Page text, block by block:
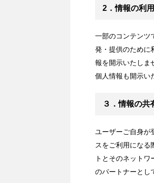
2．情報の利用
一部のコンテンツ
発・提供のために
報を開示いたしま
個人情報も開示い
３．情報の共
ユーザーご自身が
スをご利用になる
トとそのネット
のパートナーとし